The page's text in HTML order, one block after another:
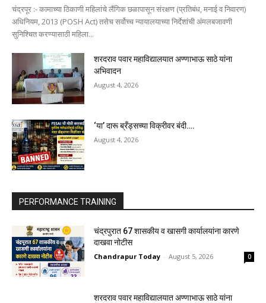
चंद्रपूर :- कामाच्या ठिकाणी महिलांचे लैंगिक छळापासून संरक्षण (प्रतिबंध, मनाई व निवारण)
अधिनियम, 2013 (POSH Act) तसेच सर्वोच्च न्यायालयाच्या निर्देशांची अंमलबजावणी
सुनिश्चित करण्यासाठी महिला...
शरदराव पवार महाविद्यालयात अण्णाभाऊ साठे यांना
अभिवादन
August 4, 2026
‘या’ दारू ब्रँड्सच्या विक्रीवर बंदी….
August 4, 2026
PERFORMANCE TRAINING
चंद्रपुरात 67 शासकीय व खासगी कार्यालयांना कारणे
दाखवा नोटीस
Chandrapur Today - August 5, 2026 0
शरदराव पवार महाविद्यालयात अण्णाभाऊ साठे यांना